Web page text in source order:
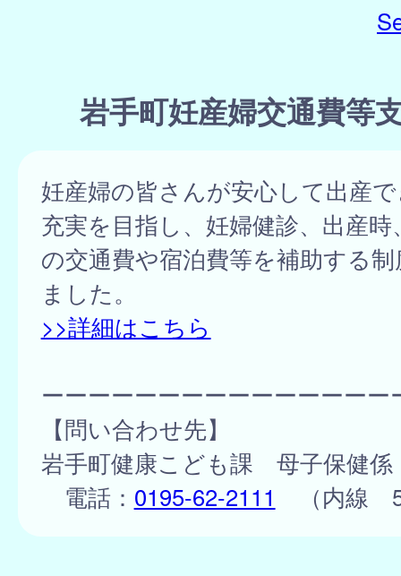
岩手町妊産婦交通費等
妊産婦の皆さんが安心して出産
充実を目指し、妊婦健診、出産時
の交通費や宿泊費等を補助する
ました。
>>詳細はこちら
ーーーーーーーーーーーーーーー
【問い合わせ先】
岩手町健康こども課 母子保健係
電話： 0195-62-2111 （内線